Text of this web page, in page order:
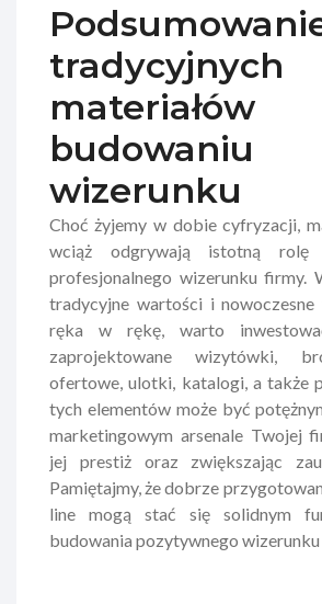
tradycyjnych
budowaniu
wizerunku
Choć żyjemy w dobie cyfryzacji,
wciąż odgrywają istotną rolę
profesjonalnego wizerunku firmy.
tradycyjne wartości i nowoczesne
ręka w rękę, warto
zaprojektowane wizytówki,
ofertowe, ulotki, katalogi, a także
tych elementów może być
marketingowym arsenale Twojej
jej prestiż oraz zwiększając
Pamiętajmy, że dobrze
line mogą stać się solidnym
budowania pozytywnego wizerunku